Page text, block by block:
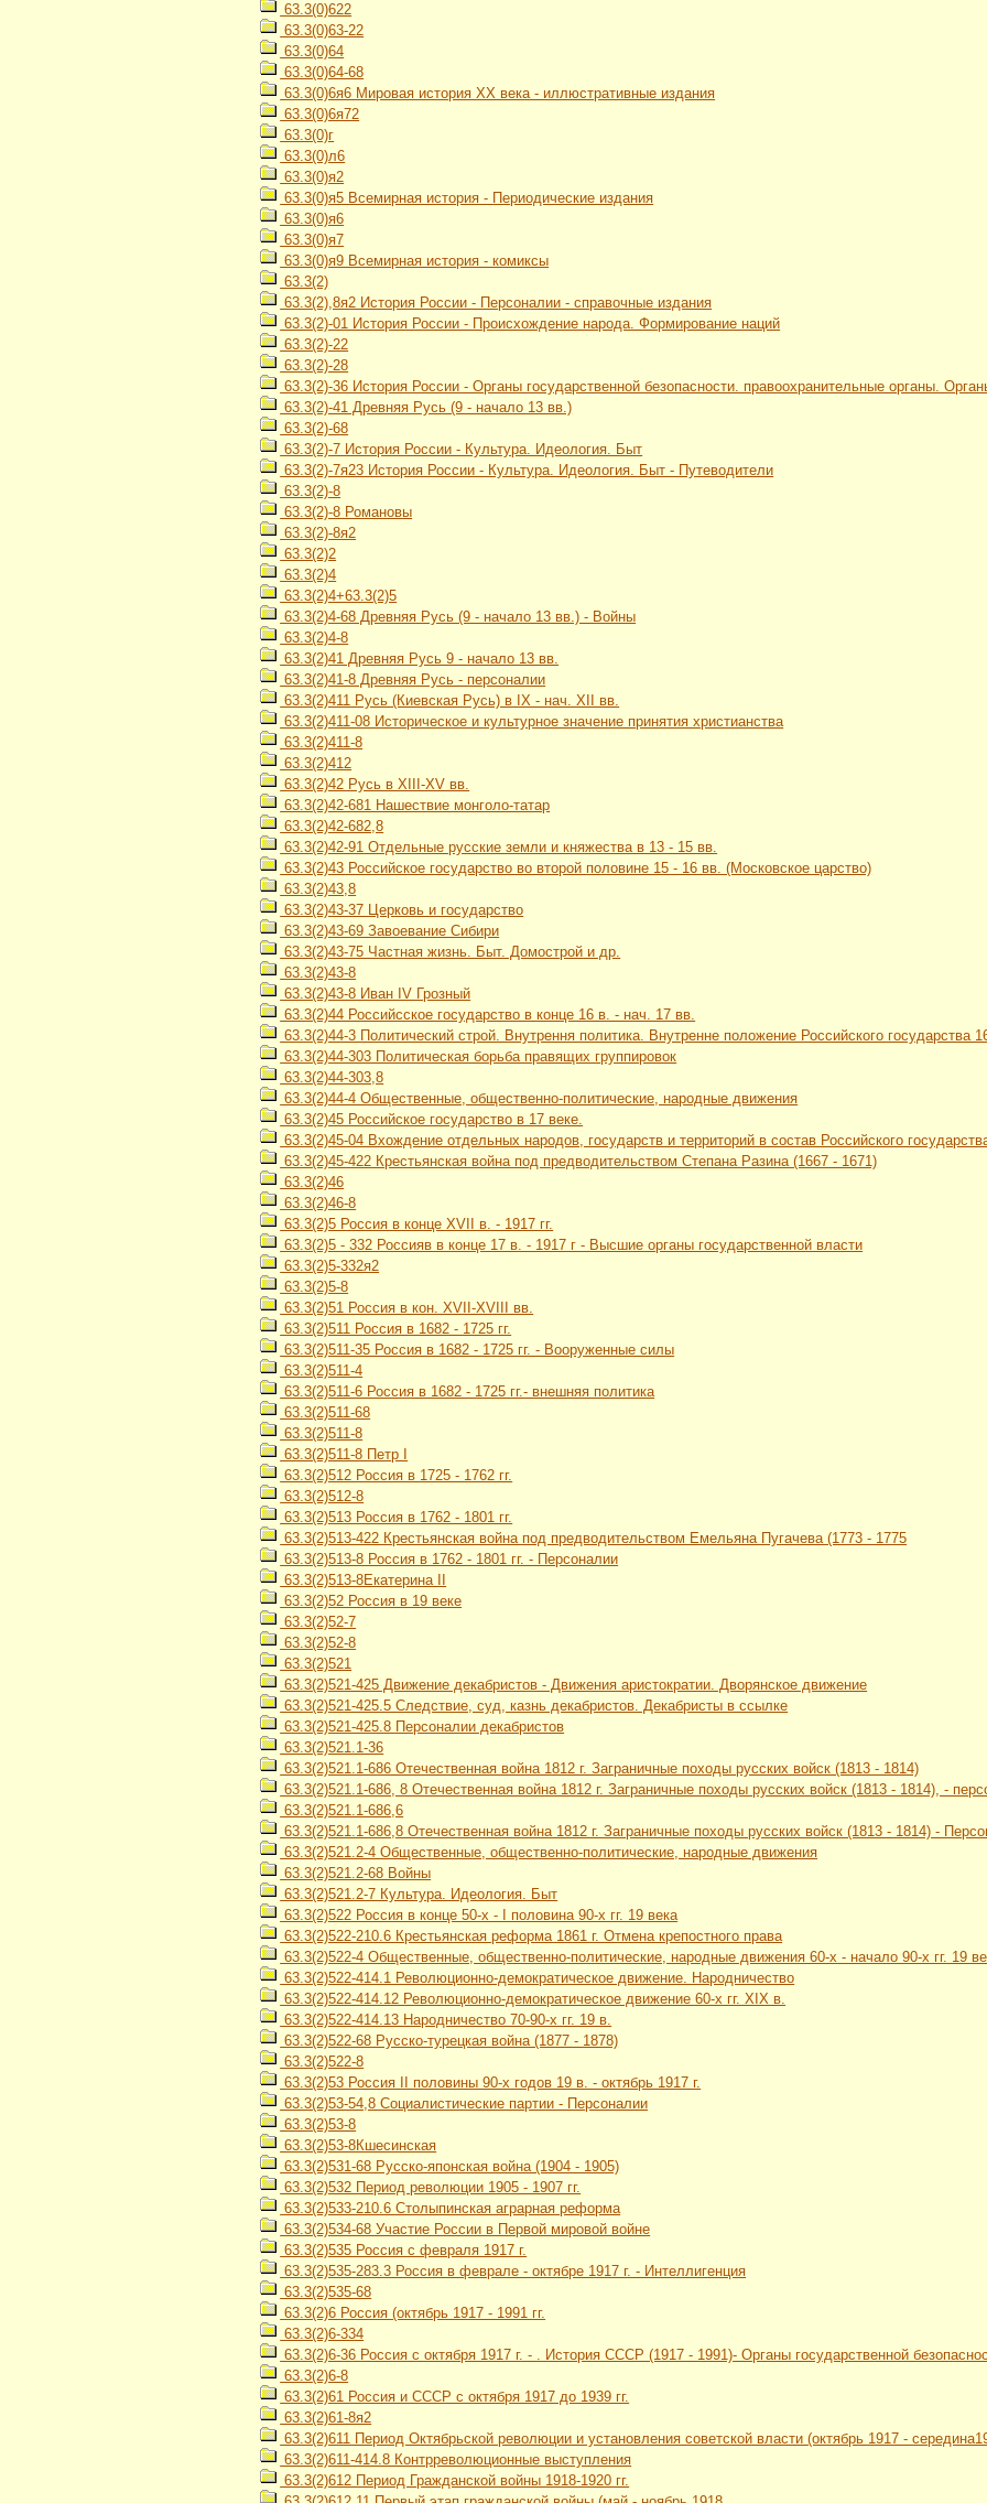
63.3(0)622
63.3(0)63-22
63.3(0)64
63.3(0)64-68
63.3(0)6я6 Мировая история ХХ века - иллюстративные издания
63.3(0)6я72
63.3(0)г
63.3(0)л6
63.3(0)я2
63.3(0)я5 Всемирная история - Периодические издания
63.3(0)я6
63.3(0)я7
63.3(0)я9 Всемирная история - комиксы
63.3(2)
63.3(2),8я2 История России - Персоналии - справочные издания
63.3(2)-01 История России - Происхождение народа. Формирование наций
63.3(2)-22
63.3(2)-28
63.3(2)-36 История России - Органы государственной безопасности. правоохранительные органы.
63.3(2)-41 Древняя Русь (9 - начало 13 вв.)
63.3(2)-68
63.3(2)-7 История России - Культура. Идеология. Быт
63.3(2)-7я23 История России - Культура. Идеология. Быт - Путеводители
63.3(2)-8
63.3(2)-8 Романовы
63.3(2)-8я2
63.3(2)2
63.3(2)4
63.3(2)4+63.3(2)5
63.3(2)4-68 Древняя Русь (9 - начало 13 вв.) - Войны
63.3(2)4-8
63.3(2)41 Древняя Русь 9 - начало 13 вв.
63.3(2)41-8 Древняя Русь - персоналии
63.3(2)411 Русь (Киевская Русь) в IX - нач. XII вв.
63.3(2)411-08 Историческое и культурное значение принятия христианства
63.3(2)411-8
63.3(2)412
63.3(2)42 Русь в XIII-XV вв.
63.3(2)42-681 Нашествие монголо-татар
63.3(2)42-682,8
63.3(2)42-91 Отдельные русские земли и княжества в 13 - 15 вв.
63.3(2)43 Российское государство во второй половине 15 - 16 вв. (Московское царство)
63.3(2)43,8
63.3(2)43-37 Церковь и государство
63.3(2)43-69 Завоевание Сибири
63.3(2)43-75 Частная жизнь. Быт. Домострой и др.
63.3(2)43-8
63.3(2)43-8 Иван IV Грозный
63.3(2)44 Российсское государство в конце 16 в. - нач. 17 вв.
63.3(2)44-3 Политический строй. Внутрення политика. Внутренне положение Российского государства
63.3(2)44-303 Политическая борьба правящих группировок
63.3(2)44-303,8
63.3(2)44-4 Общественные, общественно-политические, народные движения
63.3(2)45 Российское государство в 17 веке.
63.3(2)45-04 Вхождение отдельных народов, государств и территорий в состав Российского
63.3(2)45-422 Крестьянская война под предводительством Степана Разина (1667 - 1671)
63.3(2)46
63.3(2)46-8
63.3(2)5 Россия в конце XVII в. - 1917 гг.
63.3(2)5 - 332 Россияв в конце 17 в. - 1917 г - Высшие органы государственной власти
63.3(2)5-332я2
63.3(2)5-8
63.3(2)51 Россия в кон. XVII-XVIII вв.
63.3(2)511 Россия в 1682 - 1725 гг.
63.3(2)511-35 Россия в 1682 - 1725 гг. - Вооруженные силы
63.3(2)511-4
63.3(2)511-6 Россия в 1682 - 1725 гг.- внешняя политика
63.3(2)511-68
63.3(2)511-8
63.3(2)511-8 Петр I
63.3(2)512 Россия в 1725 - 1762 гг.
63.3(2)512-8
63.3(2)513 Россия в 1762 - 1801 гг.
63.3(2)513-422 Крестьянская война под предводительством Емельяна Пугачева (1773 - 1775
63.3(2)513-8 Россия в 1762 - 1801 гг. - Персоналии
63.3(2)513-8Екатерина II
63.3(2)52 Россия в 19 веке
63.3(2)52-7
63.3(2)52-8
63.3(2)521
63.3(2)521-425 Движение декабристов - Движения аристократии. Дворянское движение
63.3(2)521-425.5 Следствие, суд, казнь декабристов. Декабристы в ссылке
63.3(2)521-425.8 Персоналии декабристов
63.3(2)521.1-36
63.3(2)521.1-686 Отечественная война 1812 г. Заграничные походы русских войск (1813 - 1814)
63.3(2)521.1-686, 8 Отечественная война 1812 г. Заграничные походы русских войск (1813 - 1814), -
63.3(2)521.1-686,6
63.3(2)521.1-686,8 Отечественная война 1812 г. Заграничные походы русских войск (1813 - 1814) -
63.3(2)521.2-4 Общественные, общественно-политические, народные движения
63.3(2)521.2-68 Войны
63.3(2)521.2-7 Культура. Идеология. Быт
63.3(2)522 Россия в конце 50-х - I половина 90-х гг. 19 века
63.3(2)522-210.6 Крестьянская реформа 1861 г. Отмена крепостного права
63.3(2)522-4 Общественные, общественно-политические, народные движения 60-х - начало 90-х гг. 19
63.3(2)522-414.1 Революционно-демократическое движение. Народничество
63.3(2)522-414.12 Революционно-демократическое движение 60-х гг. XIX в.
63.3(2)522-414.13 Народничество 70-90-х гг. 19 в.
63.3(2)522-68 Русско-турецкая война (1877 - 1878)
63.3(2)522-8
63.3(2)53 Россия II половины 90-х годов 19 в. - октябрь 1917 г.
63.3(2)53-54,8 Социалистические партии - Персоналии
63.3(2)53-8
63.3(2)53-8Кшесинская
63.3(2)531-68 Русско-японская война (1904 - 1905)
63.3(2)532 Период революции 1905 - 1907 гг.
63.3(2)533-210.6 Столыпинская аграрная реформа
63.3(2)534-68 Участие России в Первой мировой войне
63.3(2)535 Россия с февраля 1917 г.
63.3(2)535-283.3 Россия в феврале - октябре 1917 г. - Интеллигенция
63.3(2)535-68
63.3(2)6 Россия (октябрь 1917 - 1991 гг.
63.3(2)6-334
63.3(2)6-36 Россия с октября 1917 г. - . История СССР (1917 - 1991)- Органы государственной
63.3(2)6-8
63.3(2)61 Россия и СССР с октября 1917 до 1939 гг.
63.3(2)61-8я2
63.3(2)611 Период Октябрьской революции и установления советской власти (октябрь 1917 -
63.3(2)611-414.8 Контрреволюционные выступления
63.3(2)612 Период Гражданской войны 1918-1920 гг.